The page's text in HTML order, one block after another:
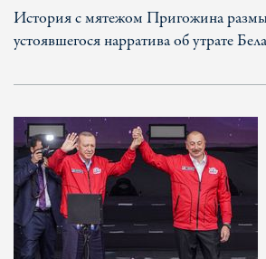
История с мятежом Пригожина
устоявшегося нарратива об утрате